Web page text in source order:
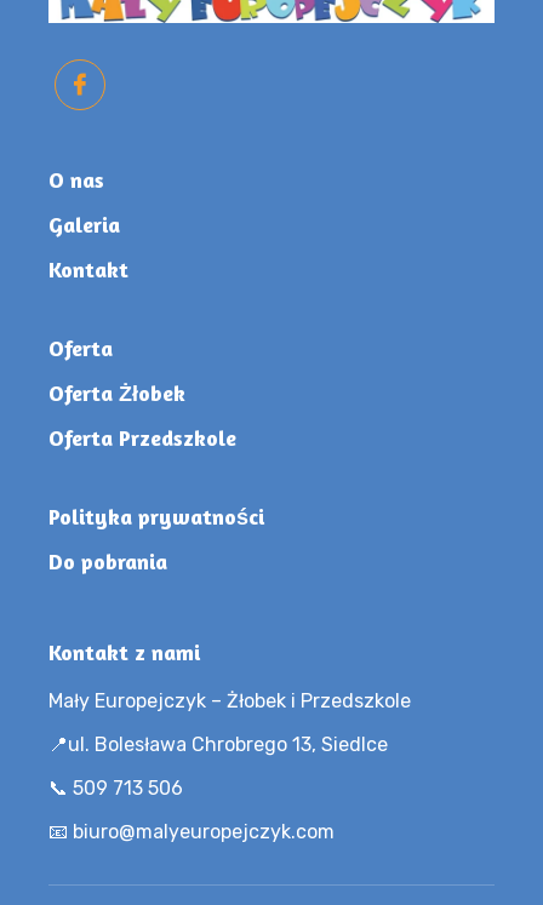
O nas
Galeria
Kontakt
Oferta
Oferta Żłobek
Oferta Przedszkole
Polityka prywatności
Do pobrania
Kontakt z nami
Mały Europejczyk – Żłobek i Przedszkole
📍ul. Bolesława Chrobrego 13, Siedlce
📞 509 713 506
📧 biuro@malyeuropejczyk.com